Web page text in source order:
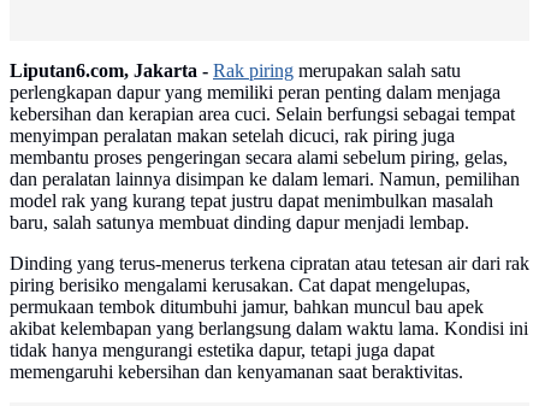
Liputan6.com, Jakarta - Rak piring merupakan salah satu
perlengkapan dapur yang memiliki peran penting dalam menjaga
kebersihan dan kerapian area cuci. Selain berfungsi sebagai tempat
menyimpan peralatan makan setelah dicuci, rak piring juga
membantu proses pengeringan secara alami sebelum piring, gelas,
dan peralatan lainnya disimpan ke dalam lemari. Namun, pemilihan
model rak yang kurang tepat justru dapat menimbulkan masalah
baru, salah satunya membuat dinding dapur menjadi lembap.
Dinding yang terus-menerus terkena cipratan atau tetesan air dari rak
piring berisiko mengalami kerusakan. Cat dapat mengelupas,
permukaan tembok ditumbuhi jamur, bahkan muncul bau apek
akibat kelembapan yang berlangsung dalam waktu lama. Kondisi ini
tidak hanya mengurangi estetika dapur, tetapi juga dapat
memengaruhi kebersihan dan kenyamanan saat beraktivitas.